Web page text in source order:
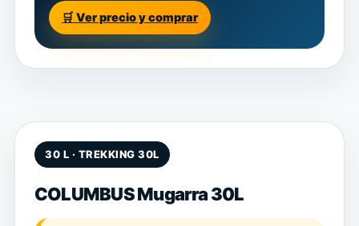
🛒 Ver precio y comprar
30 L · TREKKING 30L
COLUMBUS Mugarra 30L